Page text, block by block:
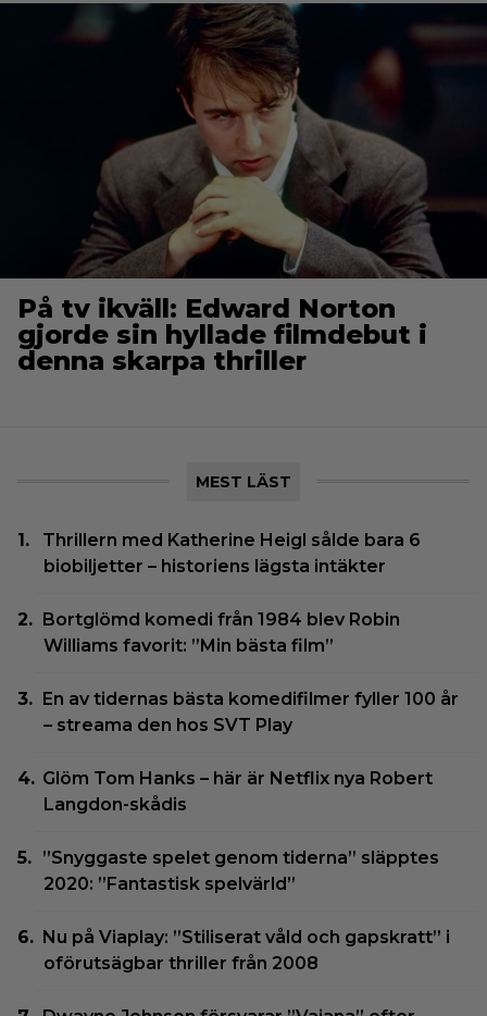
På tv ikväll: Edward Norton
gjorde sin hyllade filmdebut i
denna skarpa thriller
MEST LÄST
Thrillern med Katherine Heigl sålde bara 6
biobiljetter – historiens lägsta intäkter
Bortglömd komedi från 1984 blev Robin
Williams favorit: ”Min bästa film”
En av tidernas bästa komedifilmer fyller 100 år
– streama den hos SVT Play
Glöm Tom Hanks – här är Netflix nya Robert
Langdon-skådis
”Snyggaste spelet genom tiderna” släpptes
2020: ”Fantastisk spelvärld”
Nu på Viaplay: ”Stiliserat våld och gapskratt” i
oförutsägbar thriller från 2008